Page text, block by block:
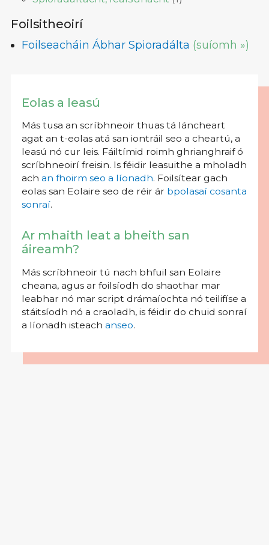
Foilsitheoirí
Foilseacháin Ábhar Spioradálta (suíomh »)
Eolas a leasú
Más tusa an scríbhneoir thuas tá láncheart
agat an t-eolas atá san iontráil seo a cheartú, a
leasú nó cur leis. Fáiltímid roimh ghrianghraif ó
scríbhneoirí freisin. Is féidir leasuithe a mholadh
ach an fhoirm seo a líonadh. Foilsítear gach
eolas san Eolaire seo de réir ár bpolasaí cosanta
sonraí.
Ar mhaith leat a bheith san
áireamh?
Más scríbhneoir tú nach bhfuil san Eolaire
cheana, agus ar foilsíodh do shaothar mar
leabhar nó mar script drámaíochta nó teilifíse a
stáitsíodh nó a craoladh, is féidir do chuid sonraí
a líonadh isteach anseo.